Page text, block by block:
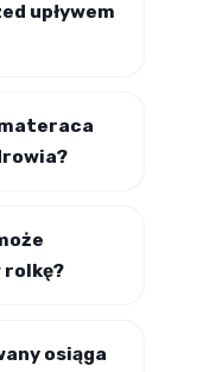
upływem
rolkę?
osiąga